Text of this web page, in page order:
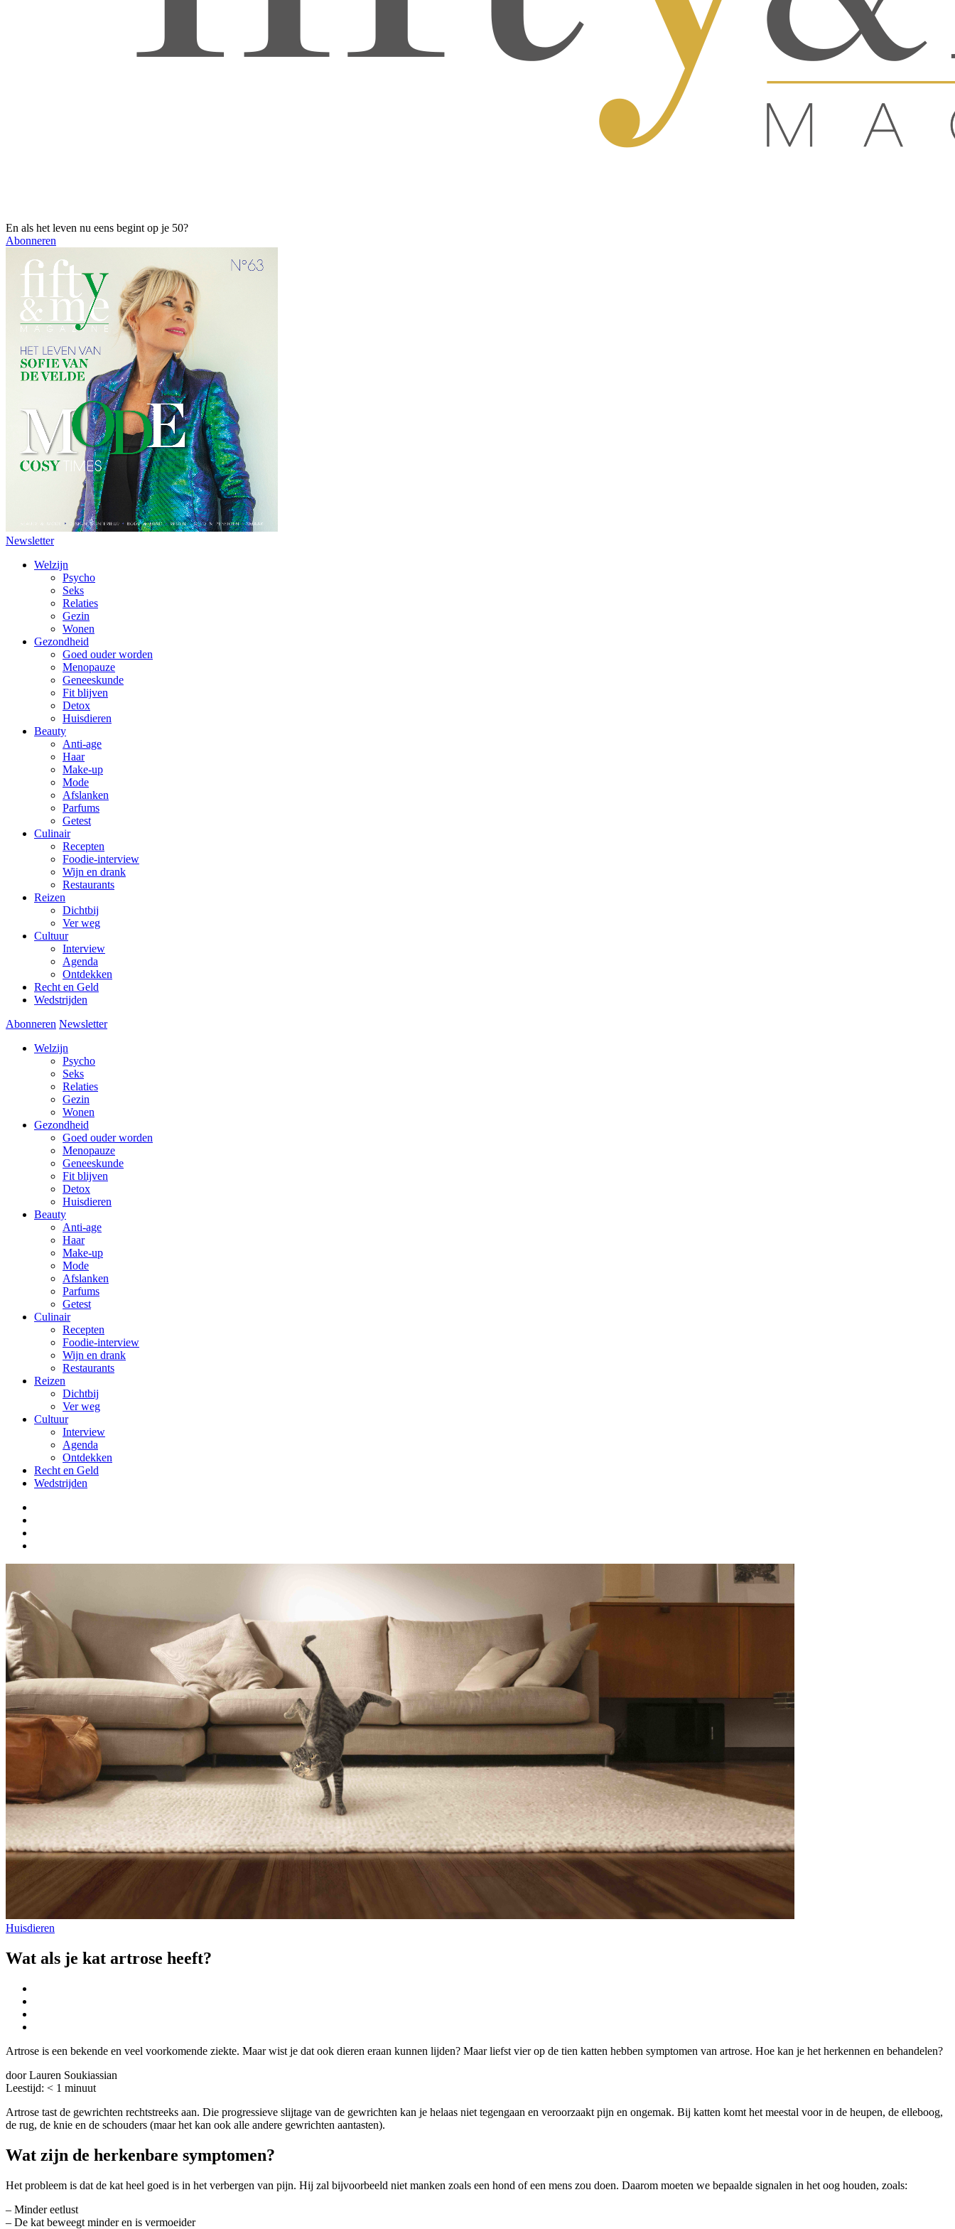
En als het leven nu eens begint op je 50?
Abonneren
Newsletter
Welzijn
Psycho
Seks
Relaties
Gezin
Wonen
Gezondheid
Goed ouder worden
Menopauze
Geneeskunde
Fit blijven
Detox
Huisdieren
Beauty
Anti-age
Haar
Make-up
Mode
Afslanken
Parfums
Getest
Culinair
Recepten
Foodie-interview
Wijn en drank
Restaurants
Reizen
Dichtbij
Ver weg
Cultuur
Interview
Agenda
Ontdekken
Recht en Geld
Wedstrijden
Abonneren Newsletter
Welzijn
Psycho
Seks
Relaties
Gezin
Wonen
Gezondheid
Goed ouder worden
Menopauze
Geneeskunde
Fit blijven
Detox
Huisdieren
Beauty
Anti-age
Haar
Make-up
Mode
Afslanken
Parfums
Getest
Culinair
Recepten
Foodie-interview
Wijn en drank
Restaurants
Reizen
Dichtbij
Ver weg
Cultuur
Interview
Agenda
Ontdekken
Recht en Geld
Wedstrijden
Huisdieren
Wat als je kat artrose heeft?
Artrose is een bekende en veel voorkomende ziekte. Maar wist je dat ook dieren eraan kunnen lijden? Maar liefst vier op de tien katten hebben symptomen van artrose. Hoe kan je het herkennen en behandelen?
door Lauren Soukiassian
Leestijd: < 1 minuut
Artrose tast de gewrichten rechtstreeks aan. Die progressieve slijtage van de gewrichten kan je helaas niet tegengaan en veroorzaakt pijn en ongemak. Bij katten komt het meestal voor in de heupen, de elleboog,
de rug, de knie en de schouders (maar het kan ook alle andere gewrichten aantasten).
Wat zijn de herkenbare symptomen?
Het probleem is dat de kat heel goed is in het verbergen van pijn. Hij zal bijvoorbeeld niet manken zoals een hond of een mens zou doen. Daarom moeten we bepaalde signalen in het oog houden, zoals:
– Minder eetlust
– De kat beweegt minder en is vermoeider